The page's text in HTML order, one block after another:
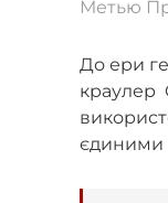
Метью
До ери
краулер
єдиними